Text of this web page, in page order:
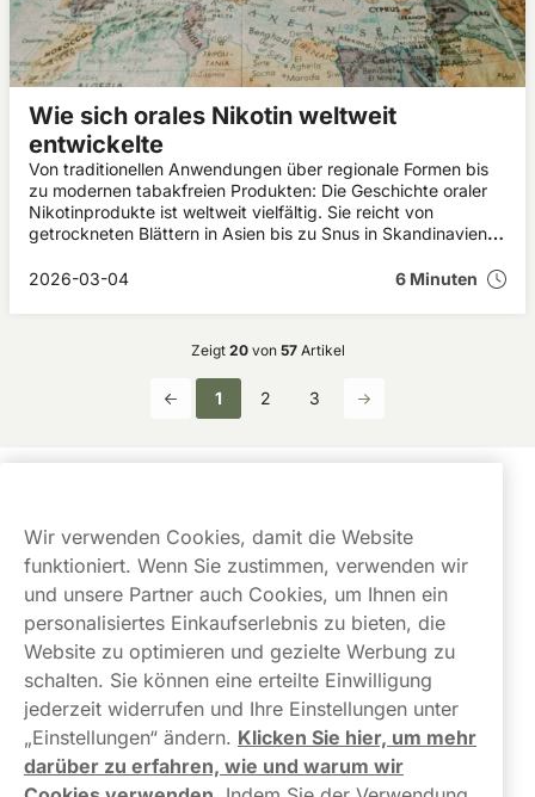
Wie sich orales Nikotin weltweit
entwickelte
Von traditionellen Anwendungen über regionale Formen bis
zu modernen tabakfreien Produkten: Die Geschichte oraler
Nikotinprodukte ist weltweit vielfältig. Sie reicht von
getrockneten Blättern in Asien bis zu Snus in Skandinavien
Entwicklungen wider.
2026-03-04 6 Minuten
Zeigt 20von 57 Artikel
1 2 3
Links
Über uns
Wir verwenden Cookies, damit die Website
funktioniert. Wenn Sie zustimmen, verwenden wir
und unsere Partner auch Cookies, um Ihnen ein
personalisiertes Einkaufserlebnis zu bieten, die
Website zu optimieren und gezielte Werbung zu
schalten. Sie können eine erteilte Einwilligung
jederzeit widerrufen und Ihre Einstellungen unter
„Einstellungen“ ändern. Klicken Sie hier, um mehr
darüber zu erfahren, wie und warum wir